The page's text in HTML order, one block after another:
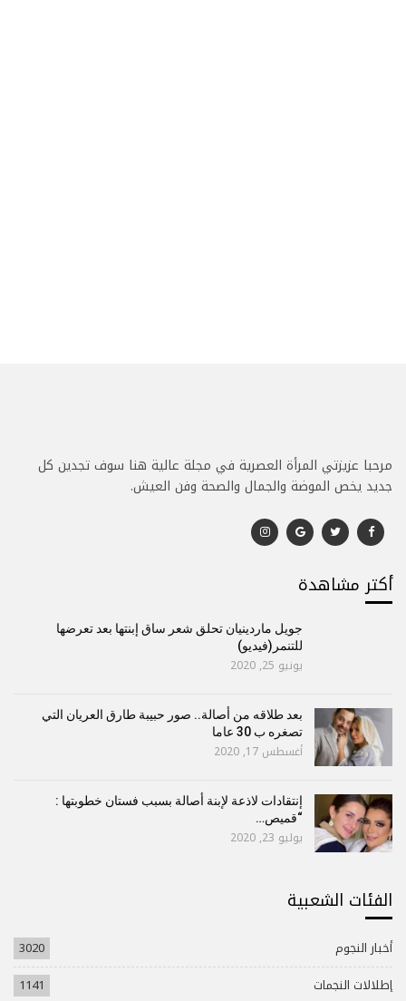
مرحبا عزيزتي المرأة العصرية في مجلة عالية هنا سوف تجدين كل
جديد يخص الموضة والجمال والصحة وفن العيش.
أكتر مشاهدة
جويل ماردينيان تحلق شعر ساق إبنتها بعد تعرضها
للتنمر(فيديو)
يونيو 25, 2020
بعد طلاقه من أصالة.. صور حبيبة طارق العريان التي
تصغره ب 30 عاما
أغسطس 17, 2020
إنتقادات لاذعة لإبنة أصالة بسبب فستان خطوبتها :
“قميص…
يوليو 23, 2020
الفئات الشعبية
أخبار النجوم
3020
إطلالات النجمات
1141